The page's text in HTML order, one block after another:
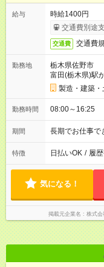
給与
時給1400円
交通費別途
交通費 交通費
勤務地
栃木県佐野市
富田(栃木県)駅
製造・建築
勤務時間 08:00～16:25
期間 長期でお仕事で
特徴 日払いOK / 履
気になる！
掲載元企業名 株式会